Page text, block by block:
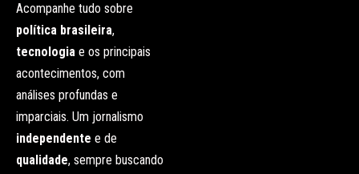
Acompanhe tudo sobre
política brasileira,
tecnologia e os principais
acontecimentos, com
análises profundas e
imparciais. Um jornalismo
independente e de
qualidade, sempre buscando